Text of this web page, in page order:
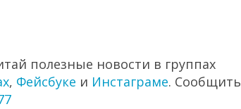
полезные новости в группах
, Фейсбуке и Инстаграме. Сообщить